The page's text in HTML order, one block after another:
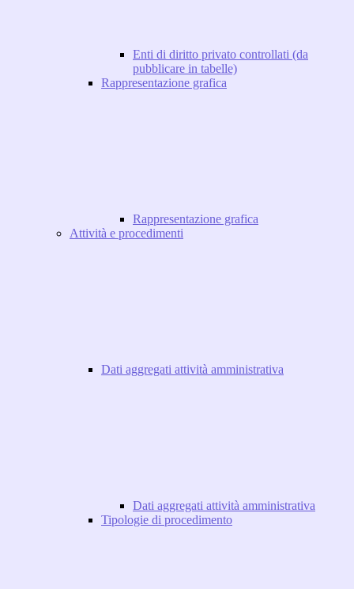
Enti di diritto privato controllati (da
pubblicare in tabelle)
Rappresentazione grafica
Rappresentazione grafica
Attività e procedimenti
Dati aggregati attività amministrativa
Dati aggregati attività amministrativa
Tipologie di procedimento